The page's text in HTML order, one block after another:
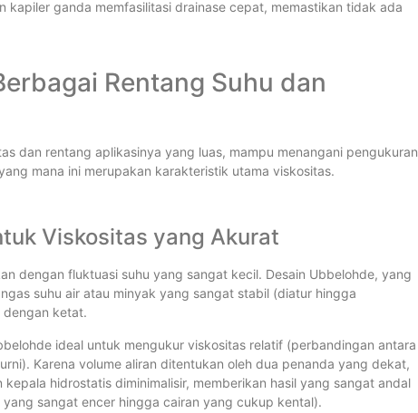
kapiler ganda memfasilitasi drainase cepat, memastikan tidak ada
Rentang Suhu dan
dan rentang aplikasinya yang luas, mampu menangani pengukuran
mana ini merupakan karakteristik utama viskositas.
Viskositas yang Akurat
dengan fluktuasi suhu yang sangat kecil. Desain Ubbelohde, yang
suhu air atau minyak yang sangat stabil (diatur hingga
dengan ketat.
ideal untuk mengukur viskositas relatif (perbandingan antara
Karena volume aliran ditentukan oleh dua penanda yang dekat,
hidrostatis diminimalisir, memberikan hasil yang sangat andal
sangat encer hingga cairan yang cukup kental).